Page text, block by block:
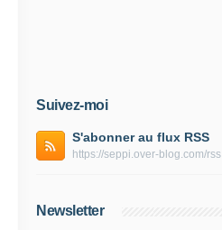
Suivez-moi
S'abonner au flux RSS
https://seppi.over-blog.com/rss
Newsletter